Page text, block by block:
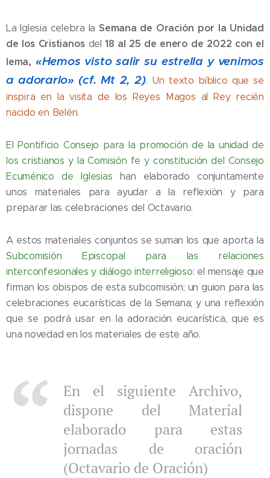
La Iglesia celebra la Semana de Oración por la Unidad
de los Cristianos del18 al 25 de enero de 2022 con el
lema, «Hemos visto salir su estrella y venimos
a adorarlo» (cf. Mt 2, 2). Un texto bíblico que se
inspira en la visita de los Reyes Magos al Rey recién
nacido en Belén.
El Pontificio Consejo para la promoción de la unidad de
los cristianos y la Comisión fe y constitución del Consejo
Ecuménico de Iglesias
han elaborado conjuntamente
unos materiales para ayudar a la reflexión y para
preparar las celebraciones del Octavario.
A estos materiales conjuntos se suman los que aporta la
Subcomisión Episcopal para las relaciones
interconfesionales y diálogo interreligioso: el mensaje que
firman los obispos de esta subcomisión; un guion para las
celebraciones eucarísticas de la Semana; y una reflexión
que se podrá usar en la adoración eucarística, que es
una novedad en los materiales de este año.
En el siguiente Archivo,
dispone del Material
elaborado para estas
jornadas de oración
(Octavario de Oración)